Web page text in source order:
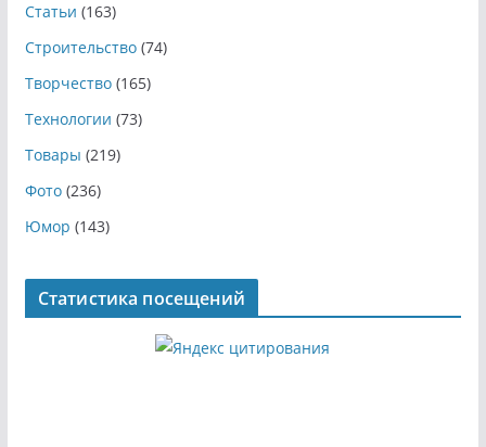
Статьи (163)
Строительство(74)
Творчество(165)
Технологии (73)
Товары (219)
Фото(236)
Юмор (143)
Статистика посещений